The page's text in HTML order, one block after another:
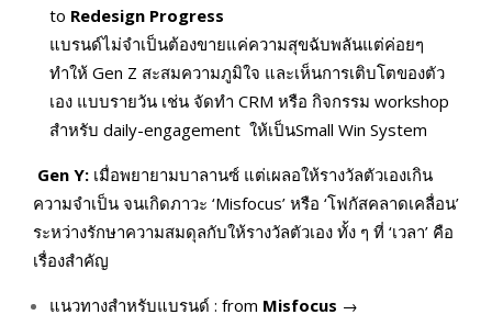
to Redesign Progress
แบรนด์ไม่จำเป็นต้องขายแค่ความสุขฉับพลันแต่ค่อยๆ
ทำให้ Gen Z สะสมความภูมิใจ และเห็นการเติบโตของตัว
เอง แบบรายวัน เช่น จัดทำ CRM หรือ กิจกรรม workshop
สำหรับ daily-engagement ให้เป็นSmall Win System
Gen Y: เมื่อพยายามบาลานซ์ แต่เผลอให้รางวัลตัวเองเกิน
ความจำเป็น จนเกิดภาวะ ‘Misfocus’ หรือ ‘โฟกัสคลาดเคลื่อน’
ระหว่างรักษาความสมดุลกับให้รางวัลตัวเอง ทั้ง ๆ ที่ ‘เวลา’ คือ
เรื่องสำคัญ
แนวทางสำหรับแบรนด์ : from Misfocus →